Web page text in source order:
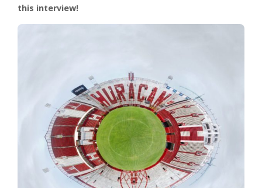
this interview!